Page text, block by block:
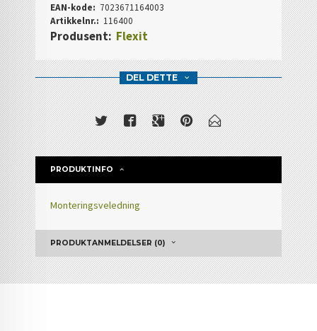
EAN-kode: 7023671164003
Artikkelnr.: 116400
Produsent: Flexit
DEL DETTE
PRODUKTINFO
Monteringsveledning
PRODUKTANMELDELSER (0)